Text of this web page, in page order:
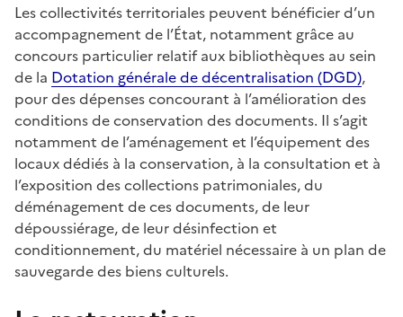
Les collectivités territoriales peuvent bénéficier d’un
accompagnement de l’État, notamment grâce au
concours particulier relatif aux bibliothèques au sein
de la Dotation générale de décentralisation (DGD),
pour des dépenses concourant à l’amélioration des
conditions de conservation des documents. Il s’agit
notamment de l’aménagement et l’équipement des
locaux dédiés à la conservation, à la consultation et à
l’exposition des collections patrimoniales, du
déménagement de ces documents, de leur
dépoussiérage, de leur désinfection et
conditionnement, du matériel nécessaire à un plan de
sauvegarde des biens culturels.